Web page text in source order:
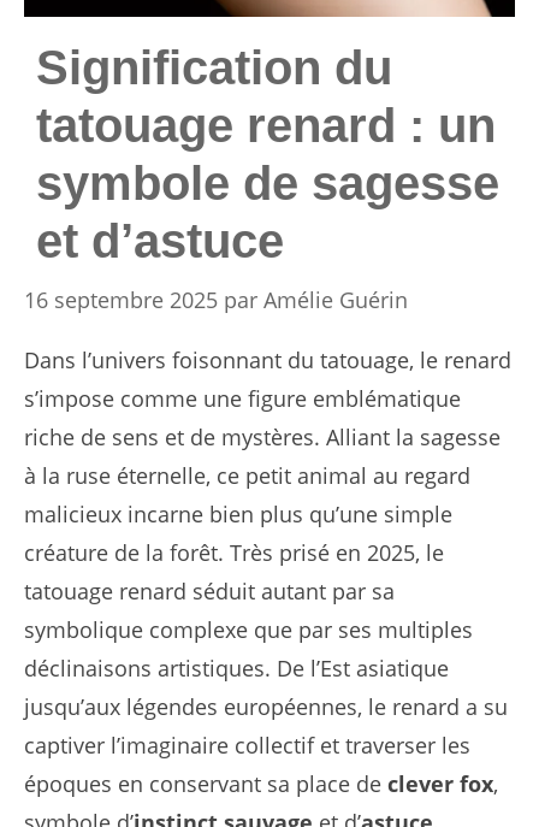
Signification du
tatouage renard : un
symbole de sagesse
et d’astuce
16 septembre 2025 par Amélie Guérin
Dans l’univers foisonnant du tatouage, le renard
s’impose comme une figure emblématique
riche de sens et de mystères. Alliant la sagesse
à la ruse éternelle, ce petit animal au regard
malicieux incarne bien plus qu’une simple
créature de la forêt. Très prisé en 2025, le
tatouage renard séduit autant par sa
symbolique complexe que par ses multiples
déclinaisons artistiques. De l’Est asiatique
jusqu’aux légendes européennes, le renard a su
captiver l’imaginaire collectif et traverser les
époques en conservant sa place de clever fox,